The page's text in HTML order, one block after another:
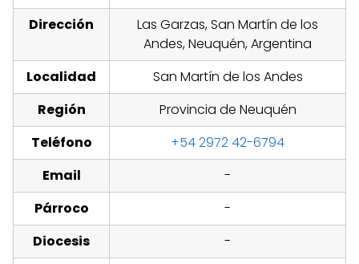
Dirección
Las Garzas, San Martín de los
Andes, Neuquén, Argentina
Localidad
San Martín de los Andes
Región
Provincia de Neuquén
Teléfono
+54 2972 42-6794
Email
-
Párroco
-
Diocesis
-